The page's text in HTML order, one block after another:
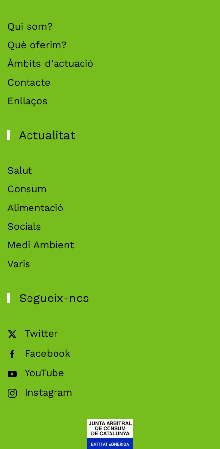
Qui som?
Què oferim?
Àmbits d'actuació
Contacte
Enllaços
Actualitat
Salut
Consum
Alimentació
Socials
Medi Ambient
Varis
Segueix-nos
Twitter
Facebook
YouTube
Instagram